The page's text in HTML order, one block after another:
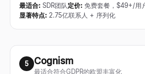
最适合: SDR团队定价: 免费套餐，$49+/用
显著特点: 2.75亿联系人 + 序列化
5 Cognism
最适合符合GDPR的欧盟丰富化